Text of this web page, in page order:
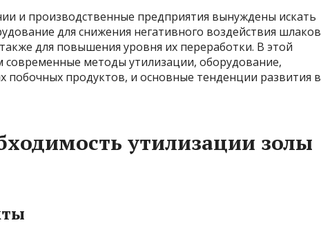
и производственные предприятия вынуждены искать
для снижения негативного воздействия шлаков
для повышения уровня их переработки. В этой
методы утилизации, оборудование,
побочных продуктов, и основные тенденции развития в
утилизации золы